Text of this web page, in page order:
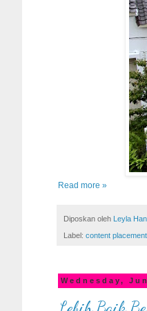
Read more »
Diposkan oleh Leyla
Label: content placement
Wednesday,